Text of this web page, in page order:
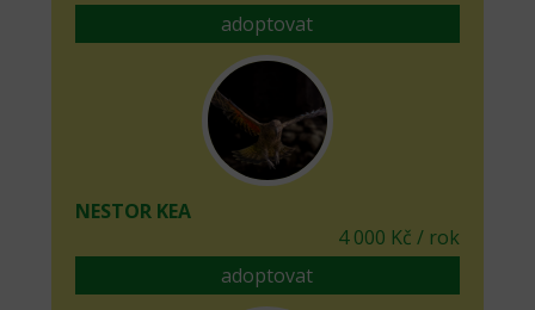
adoptovat
NESTOR KEA
4 000 Kč / rok
adoptovat